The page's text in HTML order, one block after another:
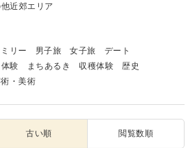
近郊エリア
リー 男子旅 女子旅
デート
験 まちあるき 収穫体験
歴史
・美術
古い順 閲覧数順